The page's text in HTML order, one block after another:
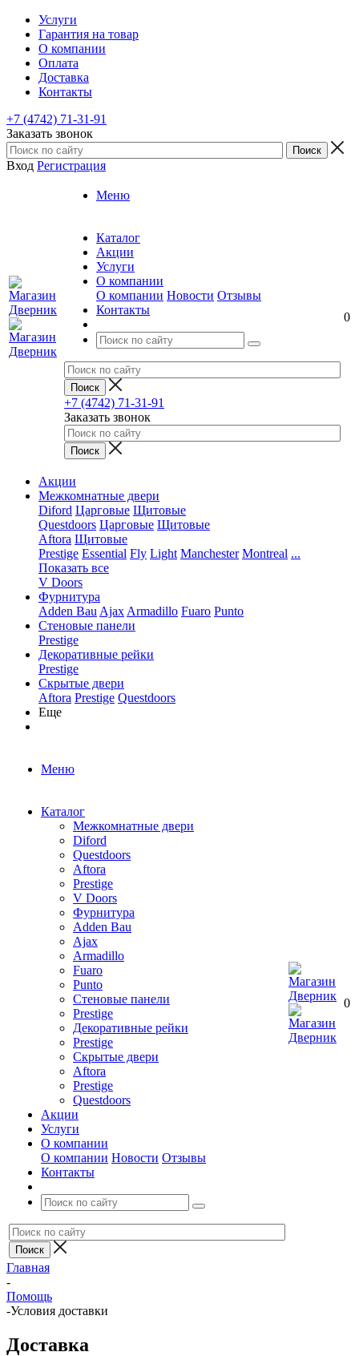
Услуги
Гарантия на товар
О компании
Оплата
Доставка
Контакты
+7 (4742) 71-31-91
Заказать звонок
Вход Регистрация
Меню
Каталог
Акции
Услуги
О компании
О компании Новости Отзывы
Контакты
+7 (4742) 71-31-91
Заказать звонок
0
Акции
Межкомнатные двери
Diford Царговые Щитовые
Questdoors Царговые Щитовые
Aftora Щитовые
Prestige Essential Fly Light Manchester Montreal ...
Показать все
V Doors
Фурнитура
Adden Bau Ajax Armadillo Fuaro Punto
Стеновые панели
Prestige
Декоративные рейки
Prestige
Скрытые двери
Aftora Prestige Questdoors
Еще
Меню
Каталог
Межкомнатные двери
Diford
Questdoors
Aftora
Prestige
V Doors
Фурнитура
Adden Bau
Ajax
Armadillo
Fuaro
Punto
Стеновые панели
Prestige
Декоративные рейки
Prestige
Скрытые двери
Aftora
Prestige
Questdoors
Акции
Услуги
О компании
О компании Новости Отзывы
Контакты
0
Главная
-
Помощь
-Условия доставки
Доставка